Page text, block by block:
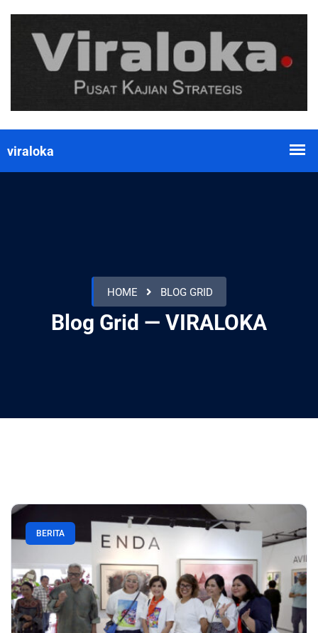
HOME BLOG GRID
Blog Grid — VIRALOKA
BERITA